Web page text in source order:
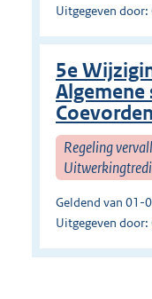
Uitgegeven door:
5e
Coevorden
Regeling
Geldend van
Uitgegeven door: